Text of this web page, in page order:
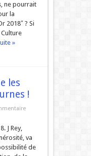
ne pourrait
la
2018″ ? Si
Culture
»
les
!
J Rey,
va
de